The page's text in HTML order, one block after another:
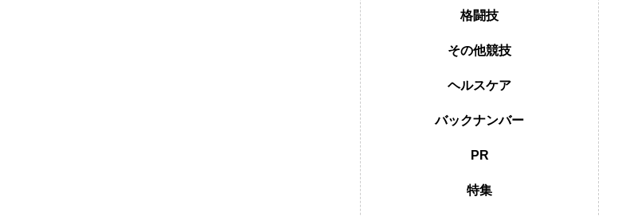
格闘技
その他競技
ヘルスケア
バックナンバー
PR
特集